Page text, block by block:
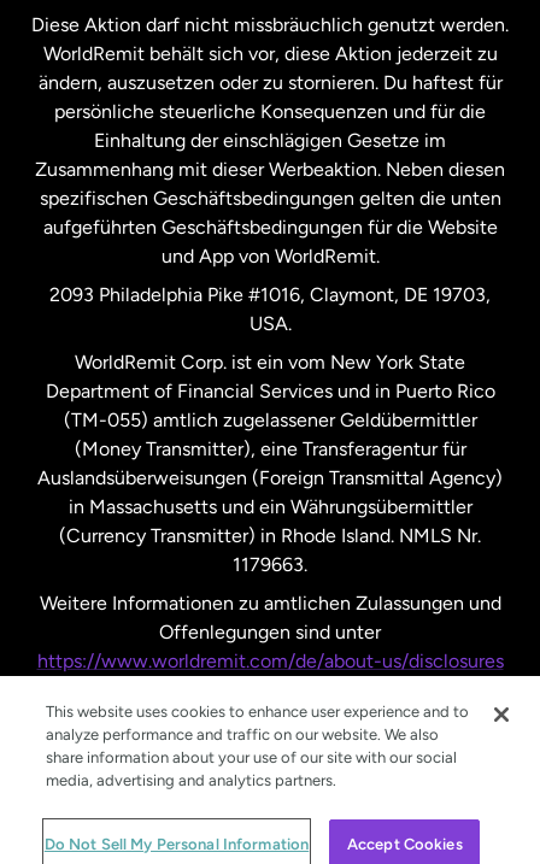
Niederlande
Schweden
Spanien
Vereinigte Staaten English
Vereinigte Staaten
Vereinigtes Königreich
Diese Aktion darf nicht missbräuchlich genutzt werden.
WorldRemit behält sich vor, diese Aktion jederzeit zu
ändern, auszusetzen oder zu stornieren. Du haftest für
persönliche steuerliche Konsequenzen und für die
Einhaltung der einschlägigen Gesetze im
Zusammenhang mit dieser Werbeaktion. Neben diesen
spezifischen Geschäftsbedingungen gelten die unten
aufgeführten Geschäftsbedingungen für die Website
und App von WorldRemit.
2093 Philadelphia Pike #1016, Claymont, DE 19703,
USA.
WorldRemit Corp. ist ein vom New York State
Department of Financial Services und in Puerto Rico
(TM-055) amtlich zugelassener Geldübermittler
(Money Transmitter), eine Transferagentur für
Auslandsüberweisungen (Foreign Transmittal Agency)
in Massachusetts und ein Währungsübermittler
(Currency Transmitter) in Rhode Island. NMLS Nr.
1179663.
Weitere Informationen zu amtlichen Zulassungen und
Offenlegungen sind unter
https://www.worldremit.com/de/about-us/disclosures
© WorldRemit 2024
This website uses cookies to enhance user experience and to
analyze performance and traffic on our website. We also
share information about your use of our site with our social
media, advertising and analytics partners.
Do Not Sell My Personal Information Accept Cookies